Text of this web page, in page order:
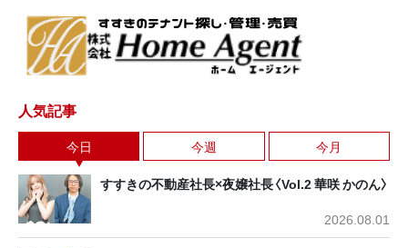
人気記事
今日 今週 今月
すすきの不動産社長×夜嬢社長〈Vol.2 華咲 かのん〉
2026.08.01